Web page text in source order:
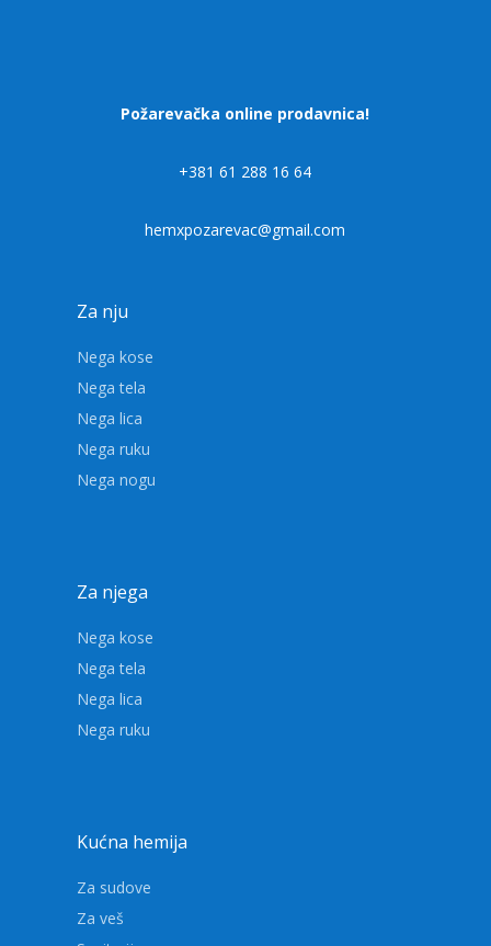
Požarevačka online prodavnica!
+381 61 288 16 64
hemxpozarevac@gmail.com
Za nju
Nega kose
Nega tela
Nega lica
Nega ruku
Nega nogu
Za njega
Nega kose
Nega tela
Nega lica
Nega ruku
Kućna hemija
Za sudove
Za veš